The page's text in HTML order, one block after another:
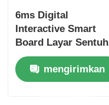
6ms Digital
Interactive Smart
Board Layar Sentuh
Interaktif 65''
mengirimkan